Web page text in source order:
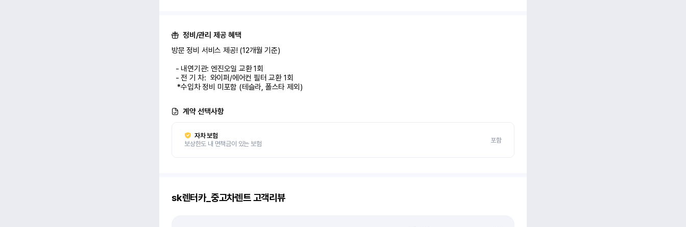
정비/관리 제공 혜택
방문 정비 서비스 제공! (12개월 기준)
   *수입차 정비 미포함 (테슬라, 폴스타 제외)
계약 선택사항
자차 보험
보상한도 내 면책금이 있는 보험
포함
sk렌터카_중고차렌트고객리뷰